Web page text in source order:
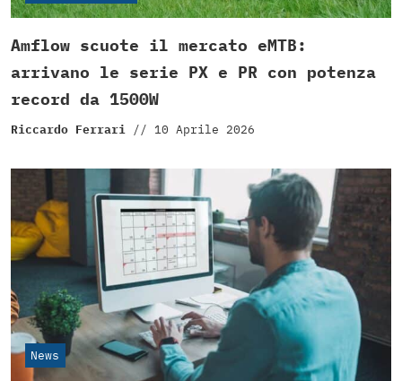
Amflow scuote il mercato eMTB:
arrivano le serie PX e PR con potenza
record da 1500W
Riccardo Ferrari // 10 Aprile 2026
News